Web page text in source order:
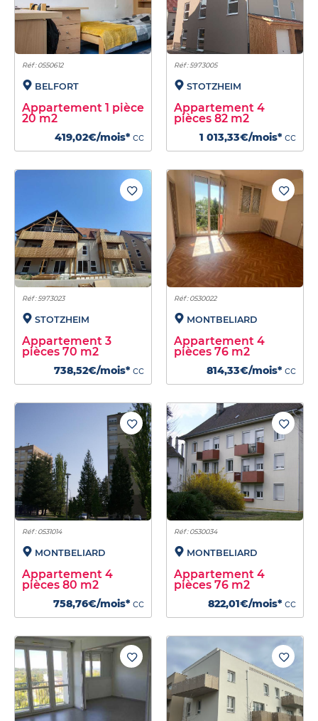
Réf : 0550612
BELFORT
Appartement 1 pièce
20 m2
419,02€/mois* cc
Réf : 5973005
STOTZHEIM
Appartement 4
pièces 82 m2
1 013,33€/mois* cc
Réf : 5973023
STOTZHEIM
Appartement 3
pièces 70 m2
738,52€/mois* cc
Réf : 0530022
MONTBELIARD
Appartement 4
pièces 76 m2
814,33€/mois* cc
Réf : 0531014
MONTBELIARD
Appartement 4
pièces 80 m2
758,76€/mois* cc
Réf : 0530034
MONTBELIARD
Appartement 4
pièces 76 m2
822,01€/mois* cc